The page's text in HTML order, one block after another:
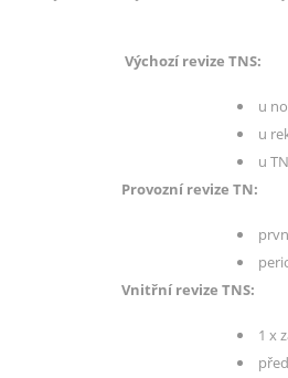
Výchozí revize TNS:
u
u
u
Provozní revize TN:
Vnitřní revize TNS:
1 x